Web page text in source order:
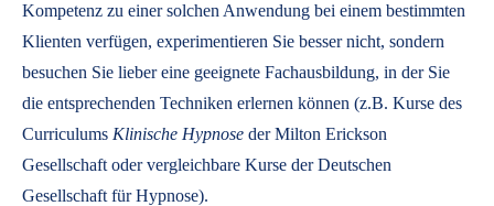
Kompetenz zu einer solchen Anwendung bei einem bestimmten
Klienten verfügen, experimentieren Sie besser nicht, sondern
besuchen Sie lieber eine geeignete Fachausbildung, in der Sie
die entsprechenden Techniken erlernen können (z.B. Kurse des
Curriculums Klinische Hypnose der Milton Erickson
Gesellschaft oder vergleichbare Kurse der Deutschen
Gesellschaft für Hypnose).